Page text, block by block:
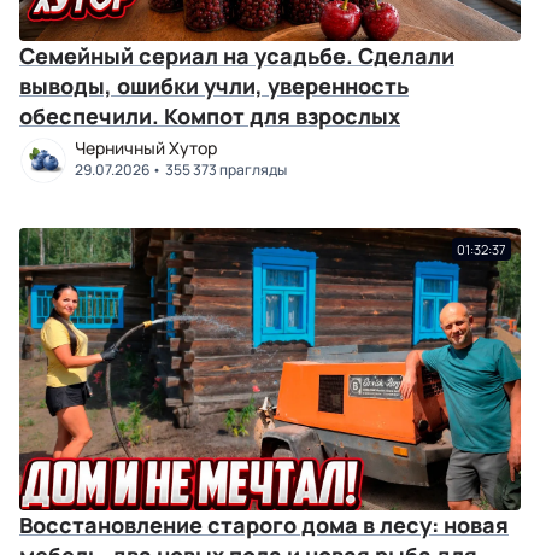
Семейный сериал на усадьбе. Сделали
выводы, ошибки учли, уверенность
обеспечили. Компот для взрослых
Черничный Хутор
29.07.2026 355 373 прагляды
01:32:37
Восстановление старого дома в лесу: новая